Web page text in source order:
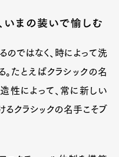
いまの装いで愉しむ
のではなく、時によって洗
たとえばクラシックの名
性によって、常に新しい
クラシックの名手こそブ